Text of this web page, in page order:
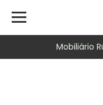
Mobiliário